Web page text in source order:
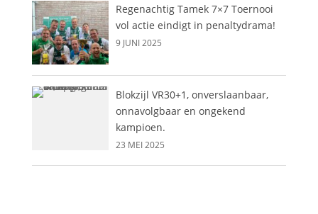
Regenachtig Tamek 7×7 Toernooi
vol actie eindigt in penaltydrama!
9 JUNI 2025
Blokzijl VR30+1, onverslaanbaar,
onnavolgbaar en ongekend
kampioen.
23 MEI 2025